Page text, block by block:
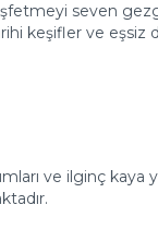
seven
keşifler ve eşsiz
ve ilginç kaya